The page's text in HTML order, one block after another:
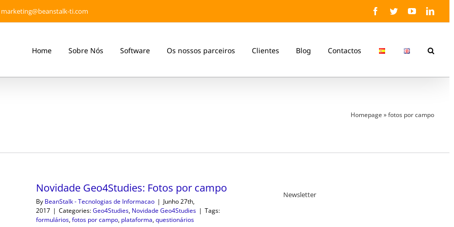
marketing@beanstalk-ti.com Facebook
TwitterYouTube
Home Sobre Nós Software Os nossos parceiros Clientes Blog Contactos
Homepage »fotos por campo
Novidade Geo4Studies: Fotos por campo
By BeanStalk - Tecnologias de Informacao | Junho 27th,
2017 | Categories:Geo4Studies, Novidade Geo4Studies | Tags:
formulários,fotos por campo, plataforma,questionários
Newsletter